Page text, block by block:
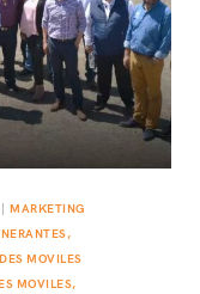
MARKETING
MOVILES
MOVILES,